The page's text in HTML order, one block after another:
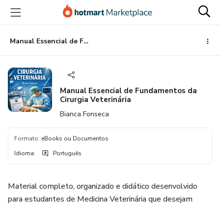
para
conteúdo
principal
para
pagamento
para
rodapé
Manual Essencial de Fundamentos da Cirurgia Veterinária
Manual Essencial de Fundamentos da
Cirurgia Veterinária
Bianca Fonseca
Formato: eBooks ou Documentos
Idioma: Português
Material completo, organizado e didático desenvolvido
para estudantes de Medicina Veterinária que desejam